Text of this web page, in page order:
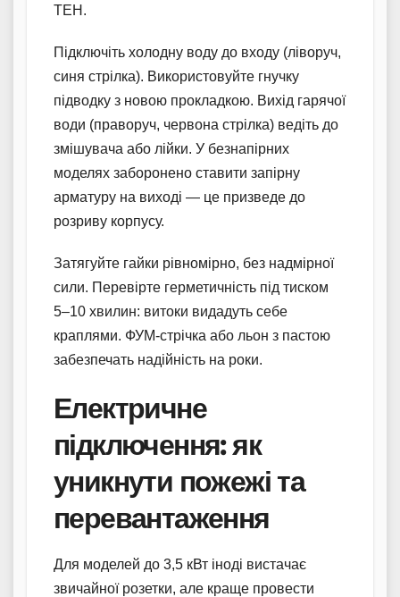
ТЕН.
Підключіть холодну воду до входу (ліворуч,
синя стрілка). Використовуйте гнучку
підводку з новою прокладкою. Вихід гарячої
води (праворуч, червона стрілка) ведіть до
змішувача або лійки. У безнапірних
моделях заборонено ставити запірну
арматуру на виході — це призведе до
розриву корпусу.
Затягуйте гайки рівномірно, без надмірної
сили. Перевірте герметичність під тиском
5–10 хвилин: витоки видадуть себе
краплями. ФУМ-стрічка або льон з пастою
забезпечать надійність на роки.
Електричне
підключення: як
уникнути пожежі та
перевантаження
Для моделей до 3,5 кВт іноді вистачає
звичайної розетки, але краще провести